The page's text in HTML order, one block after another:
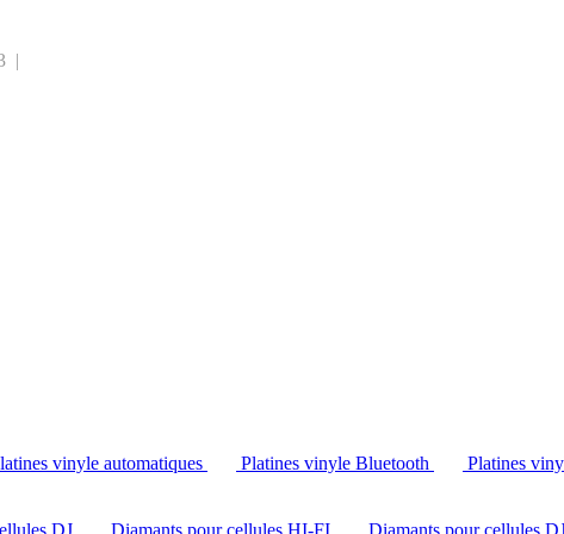
|
vinyle automatiques Platines vinyle Bluetooth
Platines
DJ Diamants pour cellules HI-FI
Diamants pour cellules